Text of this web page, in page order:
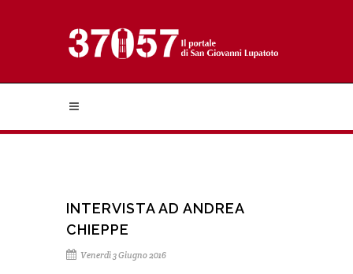
INTERVISTA AD ANDREA
CHIEPPE
Venerdì 3 Giugno 2016